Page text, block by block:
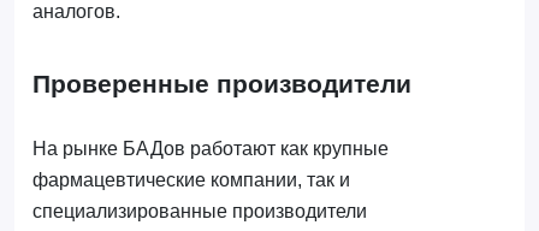
аналогов.
Проверенные производители
На рынке БАДов работают как крупные
фармацевтические компании, так и
специализированные производители